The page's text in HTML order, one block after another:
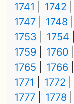
1741
1742
1747
1748
1753
1754
1759
1760
1765
1766
1771
1772
1777
1778